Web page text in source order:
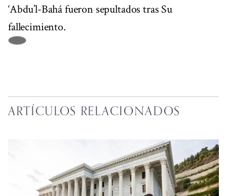
‘Abdu’l-Bahá fueron sepultados tras Su
fallecimiento.
ARTÍCULOS RELACIONADOS